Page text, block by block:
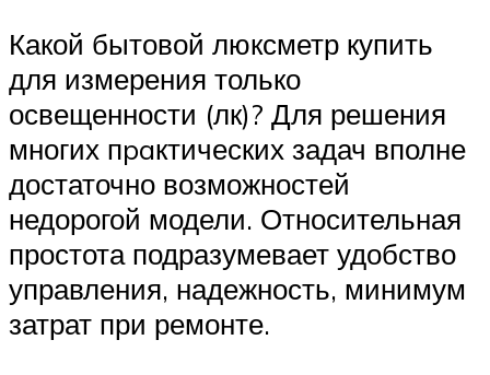
Какой бытовой люксметр купить
для измерения только
освещенности (лк)? Для решения
многих пpaктических задач вполне
достаточно возможностей
недорогой модели. Относительная
простота подразумевает удобство
управления, надежность, минимум
затрат при ремонте.